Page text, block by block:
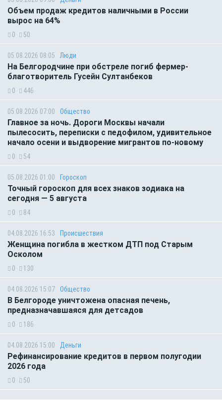
Объем продаж кредитов наличными в России
вырос на 64%
0 50
05.08.2026 08:05 Люди
На Белгородчине при обстреле погиб фермер-
благотворитель Гусейн Султанбеков
0 446
05.08.2026 07:00 Общество
Главное за ночь. Дороги Москвы начали
пылесосить, переписки с педофилом, удивительное
начало осени и выдворение мигрантов по-новому
0 54
05.08.2026 01:00 Гороскоп
Точный гороскоп для всех знаков зодиака на
сегодня — 5 августа
0 84
04.08.2026 16:53 Происшествия
Женщина погибла в жестком ДТП под Старым
Осколом
0 130
04.08.2026 15:07 Общество
В Белгороде уничтожена опасная печень,
предназначавшаяся для детсадов
0 186
04.08.2026 15:00 Деньги
Рефинансирование кредитов в первом полугодии
2026 года
0 50